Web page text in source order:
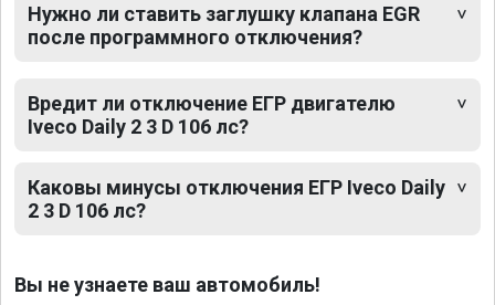
Нужно ли ставить заглушку клапана EGR
после программного отключения?
Вредит ли отключение ЕГР двигателю
Iveco Daily 2 3 D 106 лс?
Каковы минусы отключения ЕГР Iveco Daily
2 3 D 106 лс?
Вы не узнаете ваш автомобиль!